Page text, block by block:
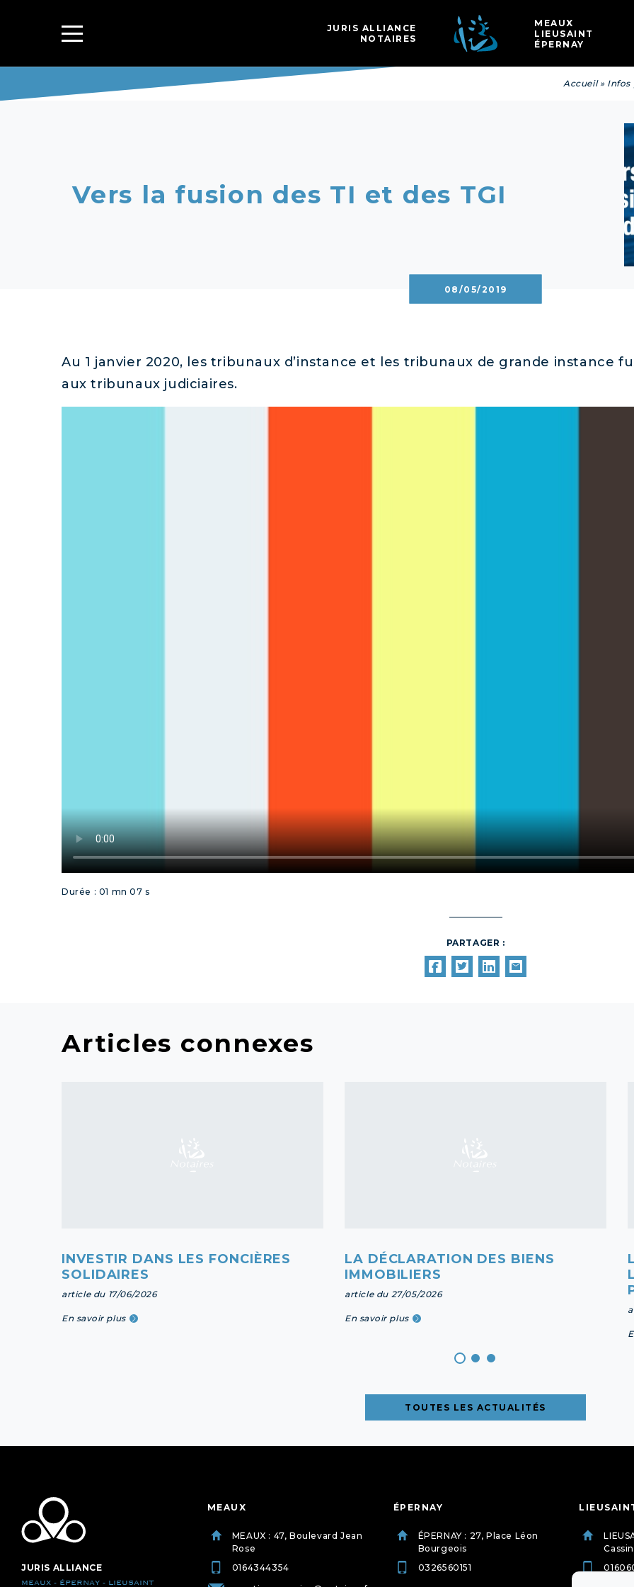
JURIS ALLIANCE
NOTAIRES
MEAUX
LIEUSAINT
ÉPERNAY
Accueil» Infos
Vers la fusion des TI et des TGI
08/05/2019
Au 1 janvier 2020, les tribunaux d’instance et les tribunaux de grande instance
aux tribunaux judiciaires.
Durée : 01 mn 07 s
PARTAGER :
Articles connexes
INVESTIR DANS LES FONCIÈRES
SOLIDAIRES
article du 17/06/2026
En savoir plus
LA DÉCLARATION DES BIENS
IMMOBILIERS
article du 27/05/2026
En savoir plus
TOUTES LES ACTUALITÉS
JURIS ALLIANCE
MEAUX - ÉPERNAY - LIEUSAINT
MEAUX
MEAUX : 47, Boulevard Jean
Rose
0164344354
ÉPERNAY
ÉPERNAY : 27, Place Léon
Bourgeois
0326560151
Cassin